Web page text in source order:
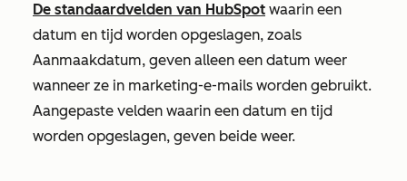
De standaardvelden van HubSpot waarin een
datum en tijd worden opgeslagen, zoals
Aanmaakdatum, geven alleen een datum weer
wanneer ze in marketing-e-mails worden gebruikt.
Aangepaste velden waarin een datum en tijd
worden opgeslagen, geven beide weer.